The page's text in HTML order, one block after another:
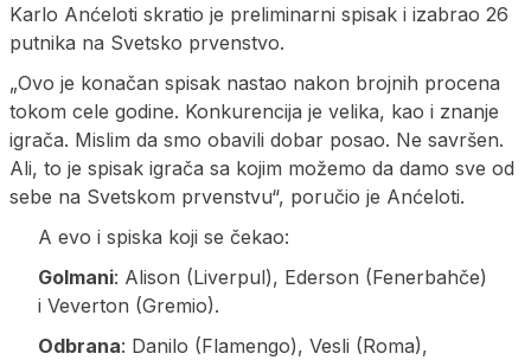
Karlo Anćeloti skratio je preliminarni spisak i izabrao 26
putnika na Svetsko prvenstvo.
„Ovo je konačan spisak nastao nakon brojnih procena
tokom cele godine. Konkurencija je velika, kao i znanje
igrača. Mislim da smo obavili dobar posao. Ne savršen.
Ali, to je spisak igrača sa kojim možemo da damo sve od
sebe na Svetskom prvenstvu“, poručio je Anćeloti.
A evo i spiska koji se čekao:
Golmani: Alison (Liverpul), Ederson (Fenerbahče)
i Veverton (Gremio).
Odbrana: Danilo (Flamengo), Vesli (Roma),